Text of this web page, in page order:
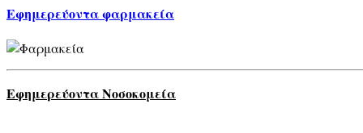
Εφημερεύοντα φαρμακεία
Εφημερεύοντα Νοσοκομεία